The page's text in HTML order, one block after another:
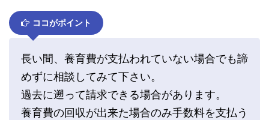
ココがポイント
長い間、養育費が支払われていない場合でも諦
めずに相談してみて下さい。
過去に遡って請求できる場合があります。
養育費の回収が出来た場合のみ手数料を支払う